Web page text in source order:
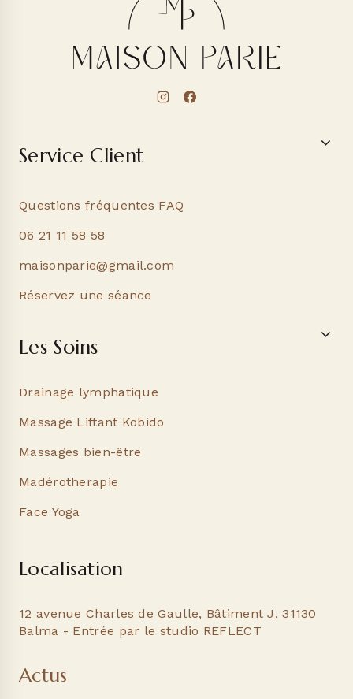
Service Client
Questions fréquentes FAQ
06 21 11 58 58
maisonparie@gmail.com
Réservez une séance
Les Soins
Drainage lymphatique
Massage Liftant Kobido
Massages bien-être
Madérotherapie
Face Yoga
Localisation
12 avenue Charles de Gaulle, Bâtiment J, 31130
Balma - Entrée par le studio REFLECT
Actus